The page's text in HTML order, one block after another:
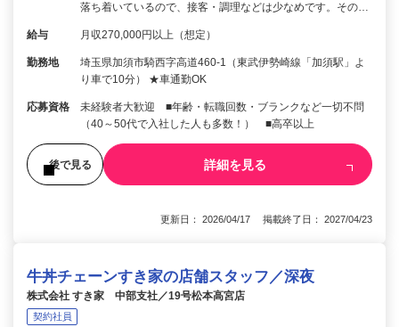
落ち着いているので、接客・調理などは少なめです。その…
給与 月収270,000円以上（想定）
勤務地
埼玉県加須市騎西字高道460-1（東武伊勢崎線「加須駅」よ
り車で10分） ★車通勤OK
応募資格
未経験者大歓迎 ■年齢・転職回数・ブランクなど一切不問
（40～50代で入社した人も多数！） ■高卒以上
後で見る 詳細を見る
更新日： 2026/04/17 掲載終了日： 2027/04/23
牛丼チェーンすき家の店舗スタッフ／深夜
株式会社 すき家 中部支社／19号松本高宮店
契約社員